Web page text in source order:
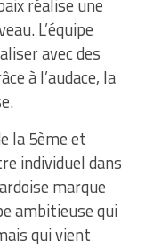
réalise une
L’équipe
avec des
à l’audace, la
la 5ème et
individuel dans
marque
ambitieuse qui
qui vient